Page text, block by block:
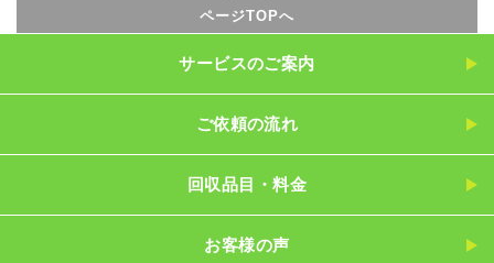
ページTOPへ
サービスのご案内
ご依頼の流れ
回収品目・料金
お客様の声